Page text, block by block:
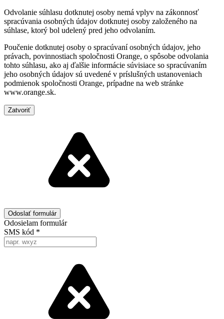
Odvolanie súhlasu dotknutej osoby nemá vplyv na zákonnosť
spracúvania osobných údajov dotknutej osoby založeného na
súhlase, ktorý bol udelený pred jeho odvolaním.
Poučenie dotknutej osoby o spracúvaní osobných údajov, jeho
právach, povinnostiach spoločnosti Orange, o spôsobe odvolania
tohto súhlasu, ako aj ďalšie informácie súvisiace so spracúvaním
jeho osobných údajov sú uvedené v príslušných ustanoveniach
podmienok spoločnosti Orange, prípadne na web stránke
www.orange.sk.
Zatvoriť
Odosielam formulár
SMS kód *